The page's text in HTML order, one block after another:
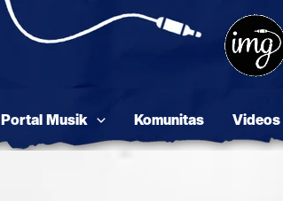
Portal Musik Komunitas Videos